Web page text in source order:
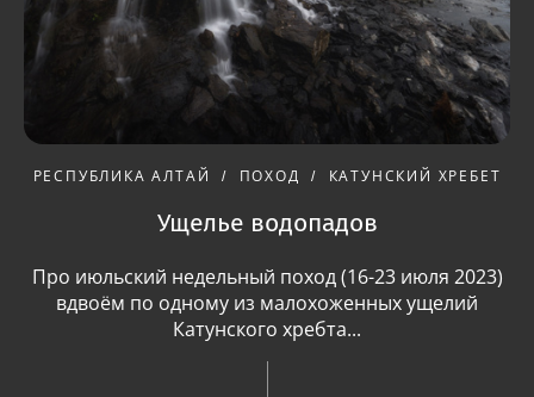
РЕСПУБЛИКА АЛТАЙ ПОХОД КАТУНСКИЙ ХРЕБЕТ
Ущелье водопадов
Про июльский недельный поход (16-23 июля 2023)
вдвоём по одному из малохоженных ущелий
Катунского хребта...